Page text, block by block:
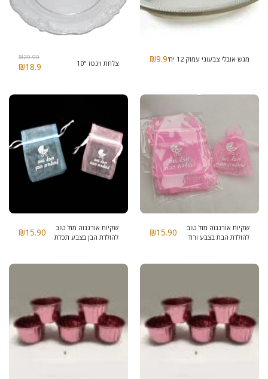
מגש אובלי צבעוני עמוק 12 יח' ₪9.9 צלחת וינטז "10
₪29.90
₪18.9
שקיות אורגנזה מזל טוב
להולדת הבת בצבע ורוד
₪15.90
שקיות אורגנזה מזל טוב
להולדת הבן בצבע תכלת
₪15.90